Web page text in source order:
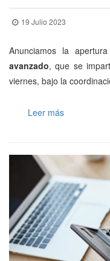
19 Julio 2023
Anunciamos la
avanzado, que se
viernes, bajo la
Leer más